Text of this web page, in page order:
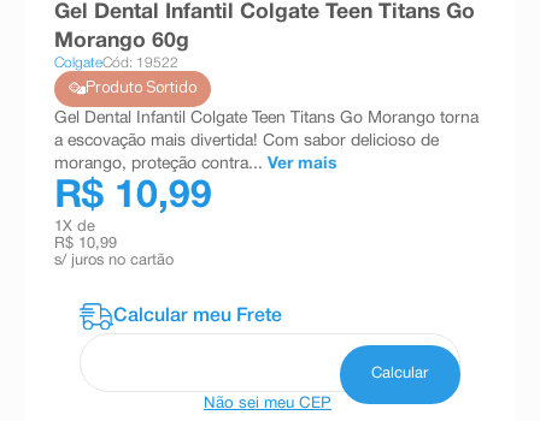
teste gravidez
10ºesmalte
Gel Dental Infantil Colgate Teen Titans Go
Morango 60g
ColgateCód: 19522
Produto Sortido
Gel Dental Infantil Colgate Teen Titans Go Morango torna
a escovação mais divertida! Com sabor delicioso de
morango, proteção contra... Ver mais
R$ 10,99
1 X de
R$ 10,99
s/ juros no cartão
Não sei meu CEP